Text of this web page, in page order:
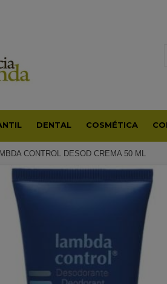
DENTAL COSMÉTICA
CONTROL DESOD CREMA 50 ML